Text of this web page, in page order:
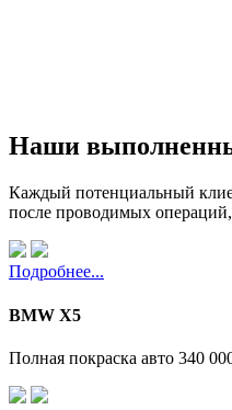
Наши
Каждый потенциальный
после проводимых операций,
Подробнее...
BMW X5
Полная покраска авто 340